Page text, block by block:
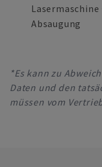
Absaugung
*Es kann zu
Daten und den
müssen vom